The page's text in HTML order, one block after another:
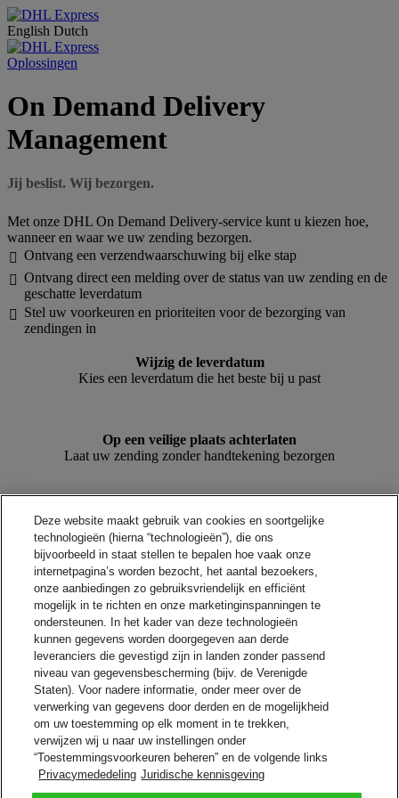
English Dutch
Oplossingen
On Demand Delivery
Management
Jij beslist. Wij bezorgen.
Met onze DHL On Demand Delivery-service kunt u kiezen hoe,
wanneer en waar we uw zending bezorgen.
 Ontvang een verzendwaarschuwing bij elke stap
 Ontvang direct een melding over de status van uw zending en de
geschatte leverdatum

Stel uw voorkeuren en prioriteiten voor de bezorging van
zendingen in
Wijzig de leverdatum
Kies een leverdatum die het beste bij u past
Op een veilige plaats achterlaten
Laat uw zending zonder handtekening bezorgen
Servicepunt of kluisje, afleveren aan buurman, conciërge of
bewaker
Laat uw zending achter bij de afgesproken persoon
Service Point of kluisje
Afhalen bij een nabijgelegen DHL Servicepunt of kluisje
Alternatief adres
Stuur uw zending door naar een ander adres
Vakantie vasthouden
We bewaren uw zending terwijl u op vakantie bent
Beheer uw zending met On Demand Delivery.
Meld u nu aan
Deze website maakt gebruik van cookies en soortgelijke
technologieën (hierna “technologieën”), die ons
bijvoorbeeld in staat stellen te bepalen hoe vaak onze
internetpagina’s worden bezocht, het aantal bezoekers,
onze aanbiedingen zo gebruiksvriendelijk en efficiënt
mogelijk in te richten en onze marketinginspanningen te
ondersteunen. In het kader van deze technologieën
kunnen gegevens worden doorgegeven aan derde
leveranciers die gevestigd zijn in landen zonder passend
niveau van gegevensbescherming (bijv. de Verenigde
Staten). Voor nadere informatie, onder meer over de
verwerking van gegevens door derden en de mogelijkheid
om uw toestemming op elk moment in te trekken,
verwijzen wij u naar uw instellingen onder
“Toestemmingsvoorkeuren beheren” en de volgende links
Privacymededeling Juridische kennisgeving